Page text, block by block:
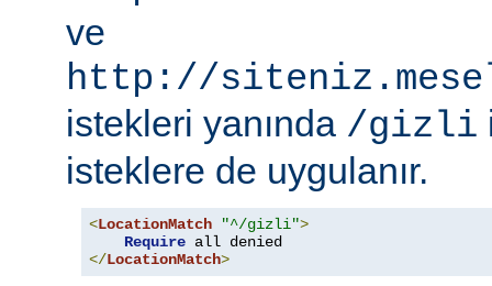
ve
http://
istekleri yanında /gizli
isteklere de uygulanır.
<LocationMatch "^/gizli">
Require
</LocationMatch>